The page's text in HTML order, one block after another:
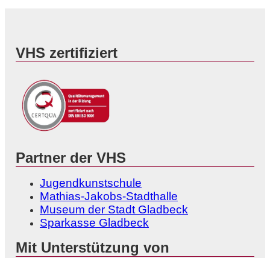
VHS zertifiziert
Partner der VHS
Jugendkunstschule
Mathias-Jakobs-Stadthalle
Museum der Stadt Gladbeck
Sparkasse Gladbeck
Mit Unterstützung von